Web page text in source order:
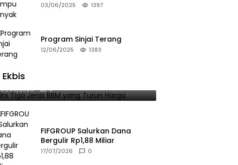
03/06/2025 1397
Program Sinjai Terang
12/06/2025 1383
Ekbis
Ini Tiga Jenis BBM yang Turun Harga
01/08/2026 0
FIFGROUP Salurkan Dana
Bergulir Rp1,88 Miliar
17/07/2026 0